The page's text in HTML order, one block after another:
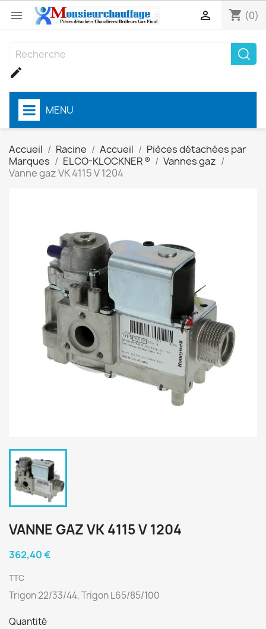
 shopping_cart (0)


MENU
Accueil Racine Accueil
Pièces détachées par
Marques
ELCO-KLOCKNER ®
Vannes gaz
Vanne gaz VK 4115 V 1204
VANNE GAZ VK 4115 V 1204
362,40 €
TTC
Trigon 22/33/44, Trigon L65/85/100
Quantité